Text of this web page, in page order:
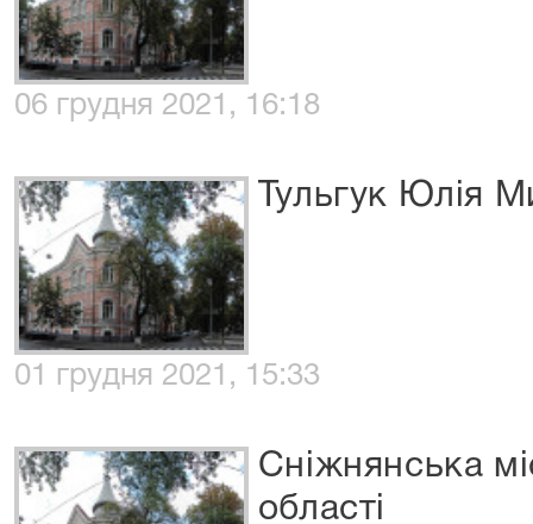
06 грудня 2021, 16:18
Тульгук Юлія
01 грудня 2021, 15:33
Сніжнянська
області